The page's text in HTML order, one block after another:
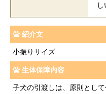
紹介文
小振りサイズ
生体保障内容
子犬の引渡しは、原則とし